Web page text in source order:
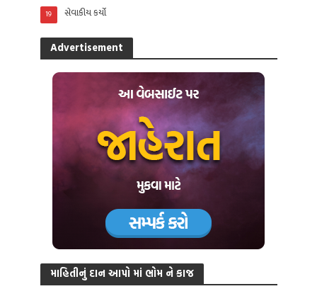
સેવાકીય કર્યો
19
Advertisement
માહિતીનું દાન આપો માં ભોમ ને કાજ